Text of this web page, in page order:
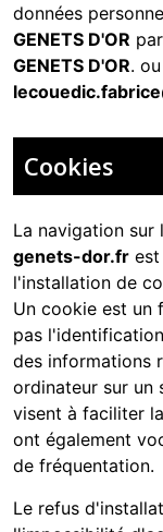
données
GENETS D'OR
GENETS D'OR.
Cookies
La navigation sur
genets-dor.fr
l'installation de
Un cookie est un
pas
des informations
ordinateur sur un
visent à faciliter
ont également
de fréquentation.
Le refus